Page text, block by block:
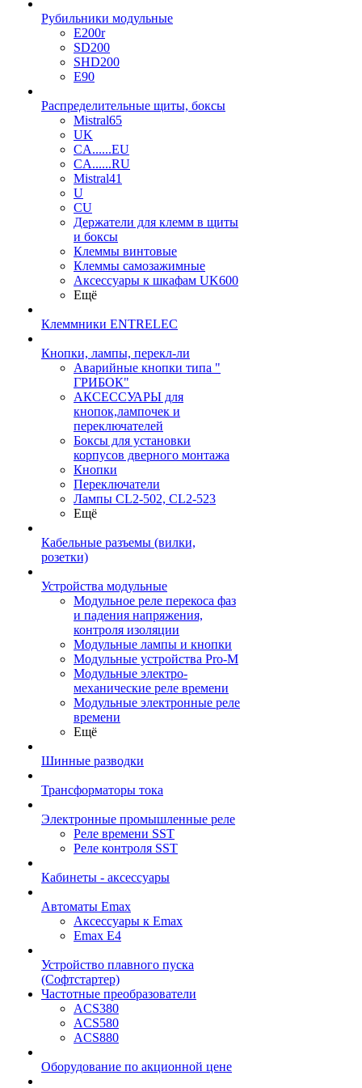
Рубильники модульные
E200r
SD200
SHD200
E90
Распределительные щиты, боксы
Mistral65
UK
CA......EU
CA......RU
Mistral41
U
CU
Держатели для клемм в щиты
и боксы
Клеммы винтовые
Клеммы самозажимные
Аксессуары к шкафам UK600
Ещё
Клеммники ENTRELEC
Кнопки, лампы, перекл-ли
Аварийные кнопки типа "
ГРИБОК"
АКСЕССУАРЫ для
кнопок,лампочек и
переключателей
Боксы для установки
корпусов дверного монтажа
Кнопки
Переключатели
Лампы CL2-502, CL2-523
Ещё
Кабельные разъемы (вилки,
розетки)
Устройства модульные
Модульное реле перекоса фаз
и падения напряжения,
контроля изоляции
Модульные лампы и кнопки
Модульные устройства Pro-M
Модульные электро-
механические реле времени
Модульные электронные реле
времени
Ещё
Шинные разводки
Трансформаторы тока
Электронные промышленные реле
Реле времени SST
Реле контроля SST
Кабинеты - аксессуары
Автоматы Emax
Аксессуары к Emax
Emax E4
Устройство плавного пуска
(Софтстартер)
Частотные преобразователи
ACS380
ACS580
ACS880
Оборудование по акционной цене